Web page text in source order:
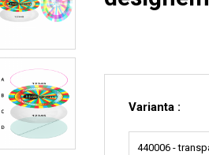
Varianta :